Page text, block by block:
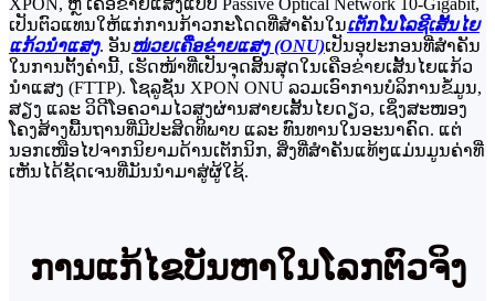
ເປັນຕົວແທນໃຫ້ແກ່ການກ້າວກະໂດດທີ່ສຳຄັນໃນເຕັກໂນໂລຊີເສັ້ນໄຍ
ແກ້ວນຳແສງ. ອັນໜ່ວຍເຄືອຂ່າຍແສງ (ONU)ເປັນອຸປະກອນທີ່ສຳຄັນ
ໃນການຕັ້ງຄ່ານີ້, ເຮັດໜ້າທີ່ເປັນຈຸດສິ້ນສຸດໃນເຄືອຂ່າຍເສັ້ນໄຍແກ້ວ
ນຳແສງ (FTTP). ໂຊລູຊັ່ນ XPON ONU ລວມເອົາການບໍລິການຂໍ້ມູນ,
ສຽງ ແລະ ວິດີໂອຄວາມໄວສູງຜ່ານສາຍເສັ້ນໄຍດຽວ, ເຊິ່ງສະໜອງ
ໂຄງສ້າງພື້ນຖານທີ່ມີປະສິດທິພາບ ແລະ ທົນທານໃນອະນາຄົດ. ແຕ່
ນອກເໜືອໄປຈາກນິຍາມດ້ານເຕັກນິກ, ສິ່ງທີ່ສຳຄັນແທ້ໆແມ່ນມູນຄ່າທີ່
ເຫັນໄດ້ຊັດເຈນທີ່ມັນນຳມາສູ່ຜູ້ໃຊ້.
ການແກ້ໄຂບັນຫາໃນໂລກຕົວຈິງ